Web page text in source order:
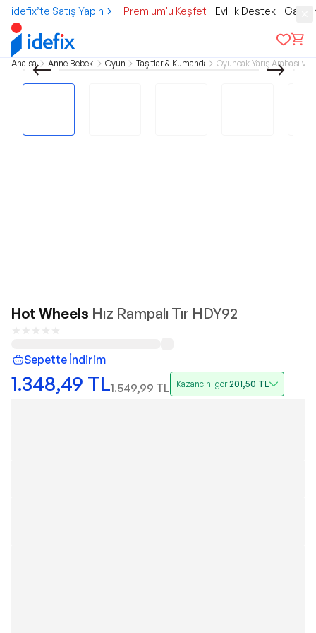
idefix’te Satış Yapın Premium'u Keşfet Evlilik Destek
Ana sayfa Anne Bebek ÇocukOyuncakTaşıtlar & Kumandalı AraçlarOyuncak Yarış Arabası ve
Hot Wheels Hız Rampalı Tır HDY92
Sepette İndirim
1.348,49 TL1.549,99 TL Kazancını gör201,50 TL